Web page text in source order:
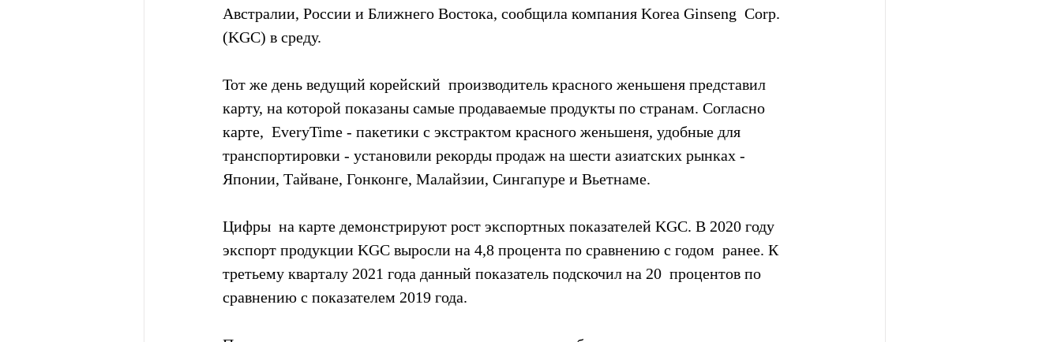
Австралии, России и Ближнего Востока, сообщила компания Korea Ginseng  Corp.
(KGC) в среду.
Тот же день ведущий корейский  производитель красного женьшеня представил
карту, на которой показаны самые продаваемые продукты по странам. Согласно
карте,  EveryTime - пакетики с экстрактом красного женьшеня, удобные для
транспортировки - установили рекорды продаж на шести азиатских рынках -
Японии, Тайване, Гонконге, Малайзии, Сингапуре и Вьетнаме.
Цифры  на карте демонстрируют рост экспортных показателей KGC. В 2020 году
экспорт продукции KGC выросли на 4,8 процента по сравнению с годом  ранее. К
третьему кварталу 2021 года данный показатель подскочил на 20  процентов по
сравнению с показателем 2019 года.